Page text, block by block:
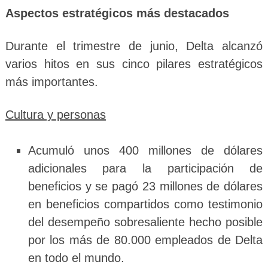
Aspectos estratégicos más destacados
Durante el trimestre de junio, Delta alcanzó
varios hitos en sus cinco pilares estratégicos
más importantes.
Cultura y personas
Acumuló unos 400 millones de dólares
adicionales para la participación de
beneficios y se pagó 23 millones de dólares
en beneficios compartidos como testimonio
del desempeño sobresaliente hecho posible
por los más de 80.000 empleados de Delta
en todo el mundo.